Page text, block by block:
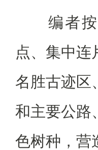
编者按
点、集中连
名胜古迹区
和主要公路
色树种，营